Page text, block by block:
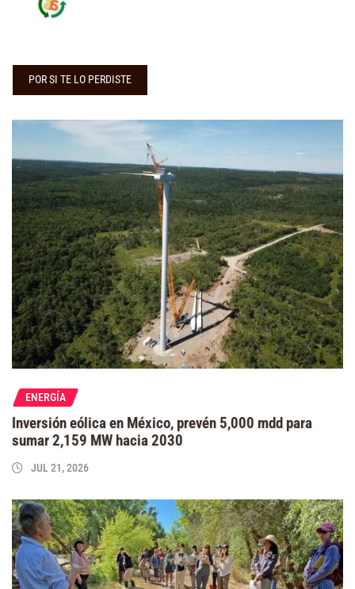
POR SI TE LO PERDISTE
ENERGÍA
Inversión eólica en México, prevén 5,000 mdd para
sumar 2,159 MW hacia 2030
JUL 21, 2026